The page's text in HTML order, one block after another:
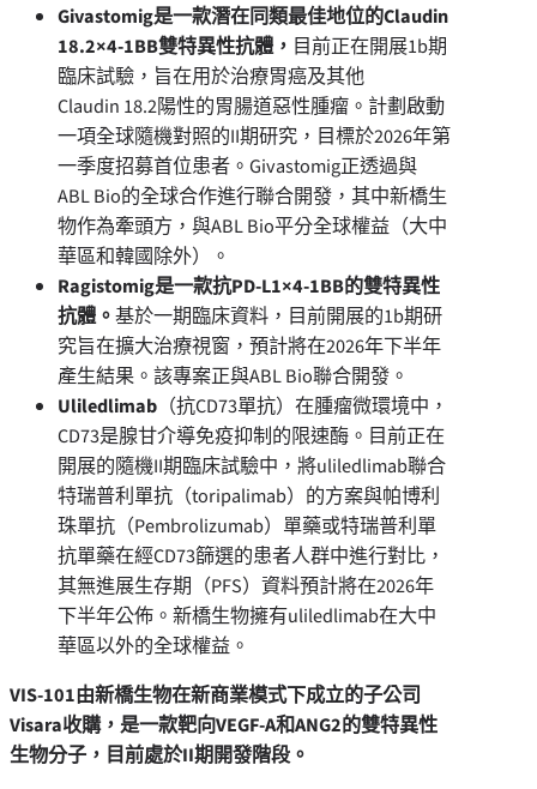
Givastomig是一款潛在同類最佳地位的Claudin
18.2×4-1BB雙特異性抗體， 目前正在開展1b期
臨床試驗，旨在用於治療胃癌及其他
Claudin 18.2陽性的胃腸道惡性腫瘤。計劃啟動
一項全球隨機對照的II期研究，目標於2026年第
一季度招募首位患者。Givastomig正透過與
ABL Bio的全球合作進行聯合開發，其中新橋生
物作為牽頭方，與ABL Bio平分全球權益（大中
華區和韓國除外）。
Ragistomig是一款抗PD-L1×4-1BB的雙特異性
抗體。基於一期臨床資料，目前開展的1b期研
究旨在擴大治療視窗，預計將在2026年下半年
產生結果。該專案正與ABL Bio聯合開發。
Uliledlimab （抗CD73單抗）在腫瘤微環境中，
CD73是腺甘介導免疫抑制的限速酶。目前正在
開展的隨機II期臨床試驗中，將uliledlimab聯合
特瑞普利單抗（toripalimab）的方案與帕博利
珠單抗（Pembrolizumab）單藥或特瑞普利單
抗單藥在經CD73篩選的患者人群中進行對比，
其無進展生存期（PFS）資料預計將在2026年
下半年公佈。新橋生物擁有uliledlimab在大中
華區以外的全球權益。
VIS-101由新橋生物在新商業模式下成立的子公司
Visara收購，是一款靶向VEGF-A和ANG2的雙特異性
生物分子，目前處於II期開發階段。